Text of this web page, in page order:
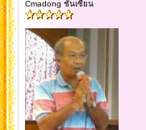
Cmadong ชั้นเซียน